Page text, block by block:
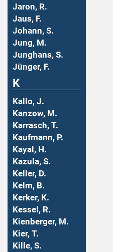
Jaron, R.
Jaus, F.
Johann, S.
Jung, M.
Junghans, S.
Jünger, F.
K
Kallo, J.
Kanzow, M.
Karrasch, T.
Kaufmann, P.
Kayal, H.
Kazula, S.
Keller, D.
Kelm, B.
Kerker, K.
Kessel, R.
Kienberger, M.
Kier, T.
Kille, S.